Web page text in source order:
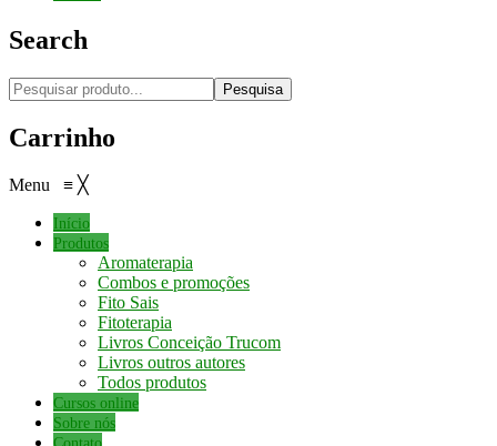
Search
Pesquisa
Carrinho
Menu ≡ ╳
Início
Produtos
Aromaterapia
Combos e promoções
Fito Sais
Fitoterapia
Livros Conceição Trucom
Livros outros autores
Todos produtos
Cursos online
Sobre nós